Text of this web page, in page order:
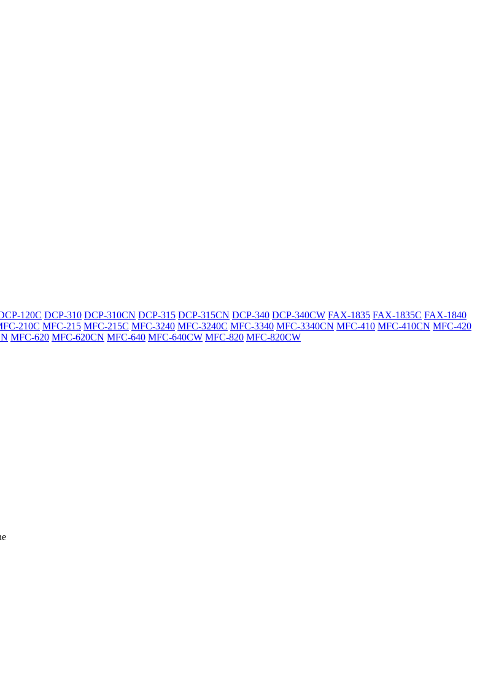
120C DCP-310 DCP-310CN DCP-315 DCP-315CN DCP-340 DCP-340CW FAX-1835 FAX-1835C FAX-1840
210C MFC-215 MFC-215C MFC-3240 MFC-3240C MFC-3340 MFC-3340CN MFC-410 MFC-410CN MFC-420
MFC-620 MFC-620CN MFC-640 MFC-640CW MFC-820 MFC-820CW